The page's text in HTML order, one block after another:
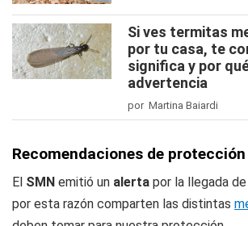
Si ves termitas
por tu casa, te
significa y por
advertencia
por Martina Baiardi
Recomendaciones de protección
El SMN emitió un alerta por la llegada
por esta razón comparten las distintas